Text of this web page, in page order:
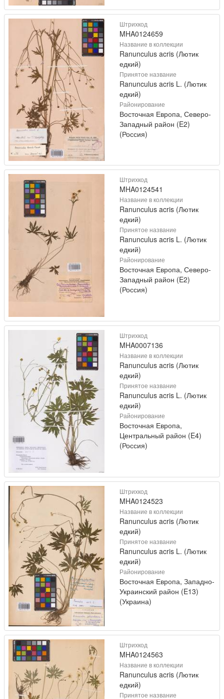
Штрихкод
MHA0124659
Название в коллекции
Ranunculus acris (Лютик
едкий)
Принятое название
Ranunculus acris L. (Лютик
едкий)
Районирование
Восточная Европа, Северо-
Западный район (E2)
(Россия)
Штрихкод
MHA0124541
Название в коллекции
Ranunculus acris (Лютик
едкий)
Принятое название
Ranunculus acris L. (Лютик
едкий)
Районирование
Восточная Европа, Северо-
Западный район (E2)
(Россия)
Штрихкод
MHA0007136
Название в коллекции
Ranunculus acris (Лютик
едкий)
Принятое название
Ranunculus acris L. (Лютик
едкий)
Районирование
Восточная Европа,
Центральный район (E4)
(Россия)
Штрихкод
MHA0124523
Название в коллекции
Ranunculus acris (Лютик
едкий)
Принятое название
Ranunculus acris L. (Лютик
едкий)
Районирование
Восточная Европа, Западно-
Украинский район (E13)
(Украина)
Штрихкод
MHA0124563
Название в коллекции
Ranunculus acris (Лютик
едкий)
Принятое название